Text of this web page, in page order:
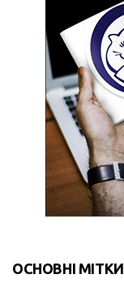
ОСНОВНІ МІТКИ